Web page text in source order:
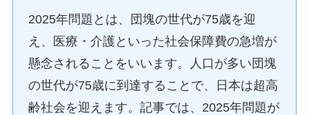
2025年問題とは、団塊の世代が75歳を迎
え、医療・介護といった社会保障費の急増が
懸念されることをいいます。人口が多い団塊
の世代が75歳に到達することで、日本は超高
齢社会を迎えます。記事では、2025年問題が